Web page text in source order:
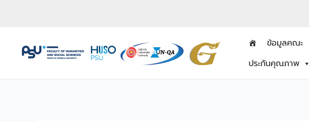
content
ข้อมูลคณะ
ประกันคุณภาพ